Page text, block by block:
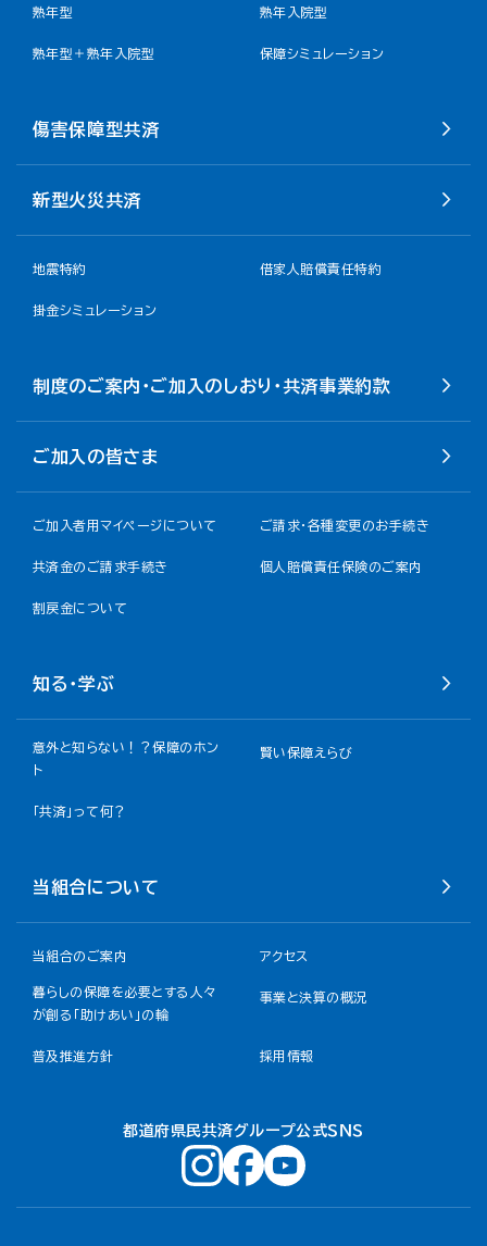
熟年型 熟年入院型
熟年型＋熟年入院型 保障シミュレーション
傷害保障型共済
新型火災共済
地震特約 借家人賠償責任特約
掛金シミュレーション
制度のご案内・ご加入のしおり・共済事業約款
ご加入の皆さま
ご加入者用マイページについて ご請求・各種変更のお手続き
共済金のご請求手続き 個人賠償責任保険のご案内
割戻金について​
知る・学ぶ
意外と知らない！？保障のホン
ト
賢い保障えらび
「共済」って何？
当組合について
当組合のご案内 アクセス
暮らしの保障を必要とする人々
が創る「助けあい」の輪
事業と決算の概況
普及推進方針 採用情報
都道府県民共済グループ公式ＳＮＳ